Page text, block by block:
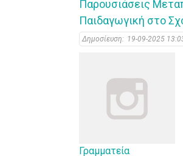
Παρουσιάσεις
Παιδαγωγική στο
Δημοσίευση: 19-09-2025
Γραμματεία